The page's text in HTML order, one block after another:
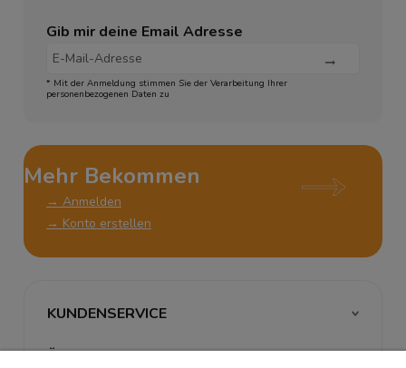
Gib mir deine Email Adresse
* Mit der Anmeldung stimmen Sie der Verarbeitung Ihrer
personenbezogenen Daten zu
Mehr Bekommen
→ Anmelden
→ Konto erstellen
KUNDENSERVICE
ÜBER UNS & RECHTLICHES